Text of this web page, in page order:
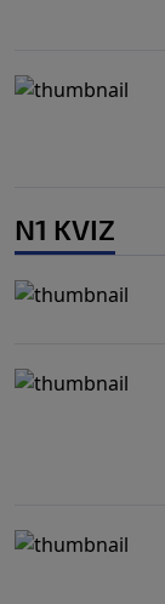
N1 KVIZ